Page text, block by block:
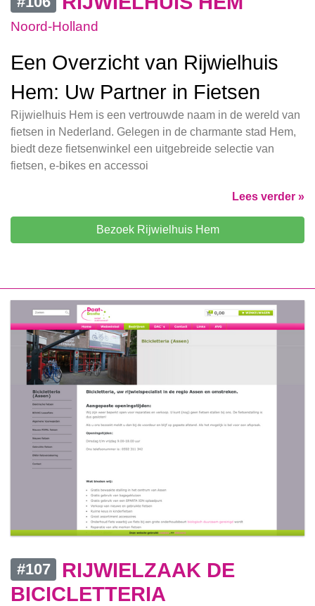
Noord-Holland
Een Overzicht van Rijwielhuis
Hem: Uw Partner in Fietsen
Rijwielhuis Hem is een vertrouwde naam in de wereld van
fietsen in Nederland. Gelegen in de charmante stad Hem,
biedt deze fietsenwinkel een uitgebreide selectie van
fietsen, e-bikes en accessoi
Lees verder »
Bezoek Rijwielhuis Hem
#107
RIJWIELZAAK DE
BICICLETTERIA